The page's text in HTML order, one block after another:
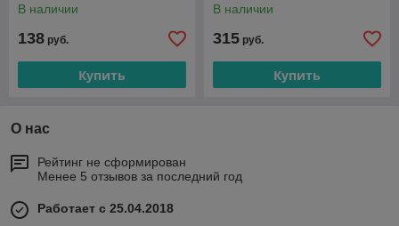
В наличии
138 руб.
Купить
В наличии
315 руб.
Купить
О нас
Рейтинг не сформирован
Менее 5 отзывов за последний год
Работает с 25.04.2018